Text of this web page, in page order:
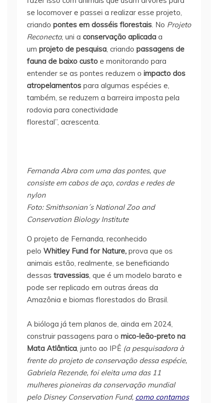
se locomover e passei a realizar esse projeto,
criando pontes em dosséis florestais. No Projeto
Reconecta, uni a conservação aplicada a
um projeto de pesquisa, criando passagens de
fauna de baixo custo e monitorando para
entender se as pontes reduzem o impacto dos
atropelamentos para algumas espécies e,
também, se reduzem a barreira imposta pela
rodovia para conectividade
florestal”, acrescenta.
Fernanda Abra com uma das pontes, que
consiste em cabos de aço, cordas e redes de
nylon
Foto: Smithsonian´s National Zoo and
Conservation Biology Institute
O projeto de Fernanda, reconhecido
pelo Whitley Fund for Nature, prova que os
animais estão, realmente, se beneficiando
dessas travessias, que é um modelo barato e
pode ser replicado em outras áreas da
Amazônia e biomas florestados do Brasil.
A bióloga já tem planos de, ainda em 2024,
construir passagens para o mico-leão-preto na
Mata Atlântica, junto ao IPÊ (a pesquisadora à
frente do projeto de conservação dessa espécie,
Gabriela Rezende, foi eleita uma das 11
mulheres pioneiras da conservação mundial
pelo Disney Conservation Fund, como contamos